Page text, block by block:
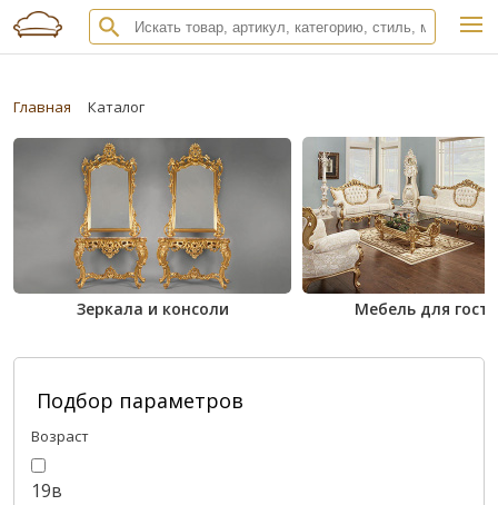
Главная Каталог
Зеркала и консоли Мебель для
Подбор параметров
Возраст
19в